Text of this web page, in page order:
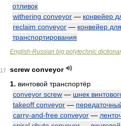
отливок
withering conveyor — конвейер
reclaim conveyor — конвейер
транспортирования
English-Russian big polytechnic
17
screw conveyor
1. винтовой транспортёр
conveyor screw — шнек
takeoff conveyor —
carry-and-free conveyor —